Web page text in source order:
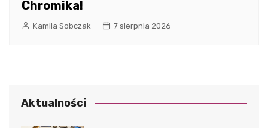
Chromika!
Kamila Sobczak 7 sierpnia 2026
Aktualności